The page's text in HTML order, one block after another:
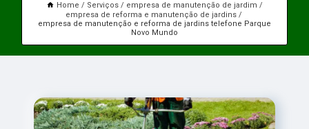
Home Serviços
empresa de manutenção de jardim
empresa de reforma e manutenção de jardins
empresa de manutenção e reforma de jardins telefone Parque
Novo Mundo